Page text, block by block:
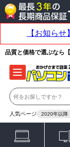
品質と価格で選ぶなら
人気ページ 2020年以降